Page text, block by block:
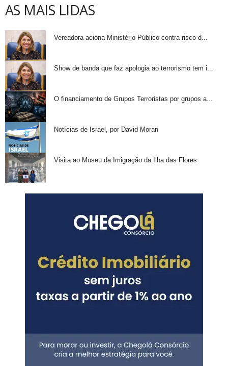
AS MAIS LIDAS
Vereadora aciona Ministério Público contra risco d...
Show de banda que faz apologia ao terrorismo tem i...
O financiamento de Grupos Terroristas por grupos a...
Notícias de Israel, por David Moran
Visita ao Museu da Imigração da Ilha das Flores